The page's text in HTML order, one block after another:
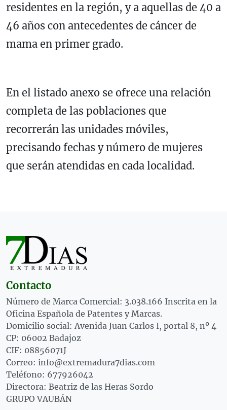
residentes en la región, y a aquellas de 40 a
46 años con antecedentes de cáncer de
mama en primer grado.
En el listado anexo se ofrece una relación
completa de las poblaciones que
recorrerán las unidades móviles,
precisando fechas y número de mujeres
que serán atendidas en cada localidad.
Contacto
Número de Marca Comercial: 3.038.166 Inscrita en la
Oficina Española de Patentes y Marcas.
Domicilio social: Avenida Juan Carlos I, portal 8, nº 4
CP: 06002 Badajoz
CIF: 08856071J
Correo: info@extremadura7dias.com
Teléfono: 677926042
Directora: Beatriz de las Heras Sordo
GRUPO VAUBÁN